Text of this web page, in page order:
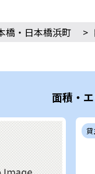
橋・日本橋浜町 >
面積・
貸